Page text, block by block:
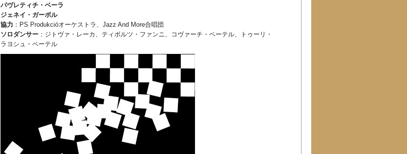
パヴレティチ・ベーラ
ジェネイ・ガーボル
協力 ：PS Produkcióオーケストラ、Jazz And More合唱団
ソロダンサー ：ジトヴァ・レーカ、ティボルツ・ファンニ、コヴァーチ・ペーテル、トゥーリ・
ラヨシュ・ペーテル